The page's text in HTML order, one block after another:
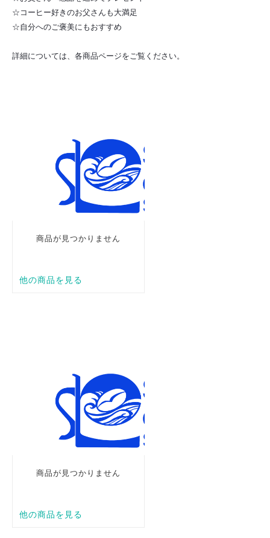
☆コーヒー好きのお父さんも大満足
☆自分へのご褒美にもおすすめ
詳細については、各商品ページをご覧ください。